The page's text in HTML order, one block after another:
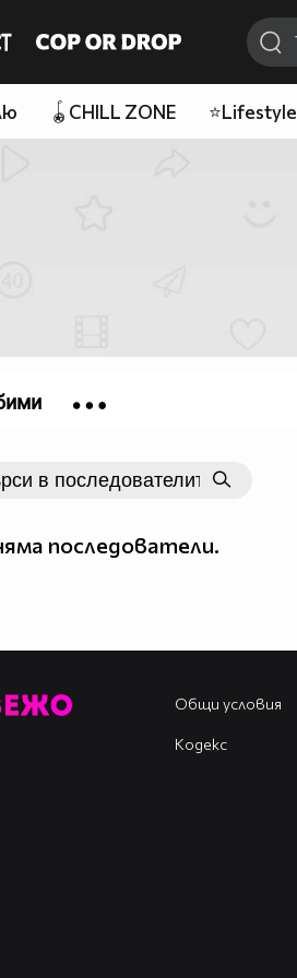
🪀CHILL ZONE ⭐Lifestyle
последователи.
Общи условия
Кодекс